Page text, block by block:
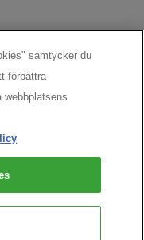
samtycker du
förbättra
webbplatsens